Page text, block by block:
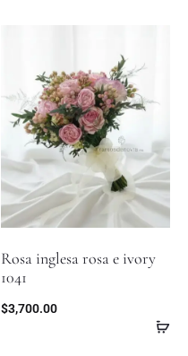
Rosa inglesa rosa e ivory
1041
$3,700.00